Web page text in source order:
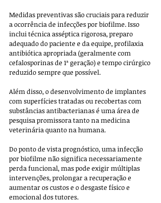
Medidas preventivas são cruciais para reduzir
a ocorrência de infecções por biofilme. Isso
inclui técnica asséptica rigorosa, preparo
adequado do paciente e da equipe, profilaxia
antibiótica apropriada (geralmente com
cefalosporinas de 1ª geração) e tempo cirúrgico
reduzido sempre que possível.
Além disso, o desenvolvimento de implantes
com superfícies tratadas ou recobertas com
substâncias antibacterianas é uma área de
pesquisa promissora tanto na medicina
veterinária quanto na humana.
Do ponto de vista prognóstico, uma infecção
por biofilme não significa necessariamente
perda funcional, mas pode exigir múltiplas
intervenções, prolongar a recuperação e
aumentar os custos e o desgaste físico e
emocional dos tutores.